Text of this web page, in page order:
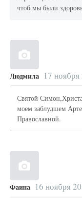
чтоб мы были
Людмила 17
Святой
моем заблудшем
Православной.
Фаина 16 ноября